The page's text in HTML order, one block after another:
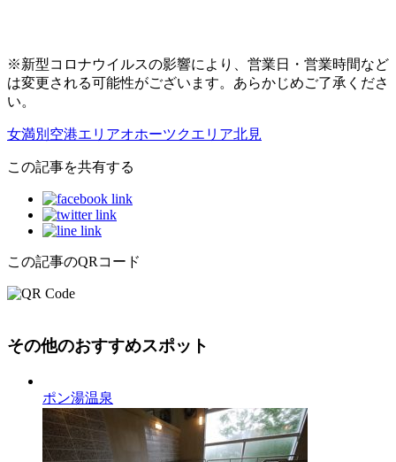
※新型コロナウイルスの影響により、営業日・営業時間など
は変更される可能性がございます。あらかじめご了承くださ
い。
女満別空港エリアオホーツクエリア北見
この記事を共有する
この記事のQRコード
その他のおすすめスポット
ポン湯温泉